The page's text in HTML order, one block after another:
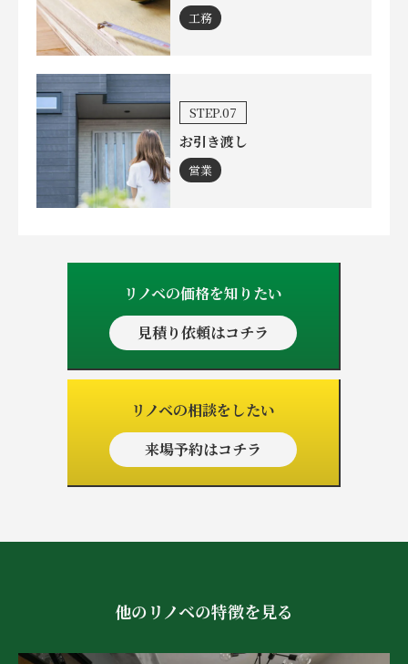
工務
STEP.07
お引き渡し
営業
リノベの価格を知りたい
見積り依頼はコチラ
リノベの相談をしたい
来場予約はコチラ
他のリノベの特徴を見る